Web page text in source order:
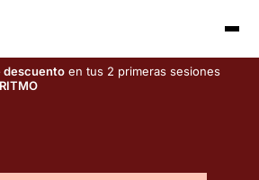
descuento en tus 2 primeras sesiones